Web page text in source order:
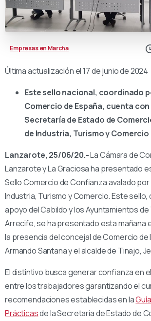
Empresas en Marcha
Última actualización el 17 de junio de 2024
Este sello nacional, coordinado
Comercio de España, cuenta con
Secretaría de Estado de
de Industria, Turismo y Comercio
Lanzarote, 25/06/20.-La Cámara de
Lanzarote y La Graciosa ha presentado
Sello Comercio de Confianza avalado
Industria, Turismo y Comercio. Este
apoyo del Cabildo y los Ayuntamientos de
Arrecife, se ha presentado esta mañana
la presencia del concejal de Comercio de
Armando Santana y el alcalde de Tinajo,
El distintivo busca generar confianza en
entre los trabajadores garantizando el
recomendaciones establecidas en la
Prácticasde la Secretaría de Estado de